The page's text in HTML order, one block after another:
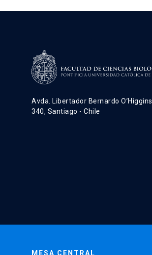
Avda. Libertador Bernardo O’Higgins
340, Santiago - Chile
MESA CENTRAL